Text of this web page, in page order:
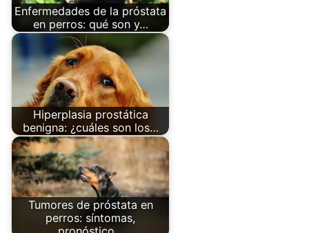
Enfermedades de la próstata
en perros: qué son y…
Hiperplasia prostática
benigna: ¿cuáles son los…
Tumores de próstata en
perros: síntomas,